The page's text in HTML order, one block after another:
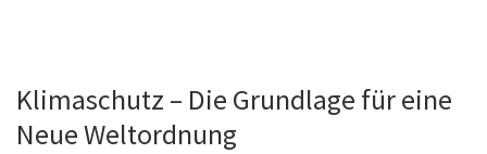
Klimaschutz – Die Grundlage für eine
Neue Weltordnung